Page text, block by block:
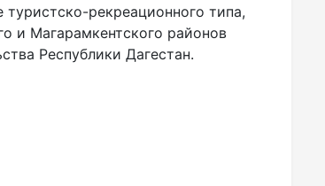
рекреационного типа,
и Магарамкентского районов
Республики Дагестан.